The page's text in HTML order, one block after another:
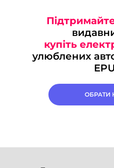
купіть
улюблених
ОБРАТИ